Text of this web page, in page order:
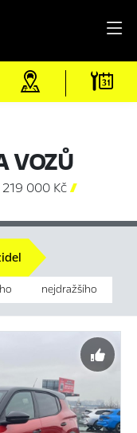
VOZŮ
000 Kč
nejdražšího